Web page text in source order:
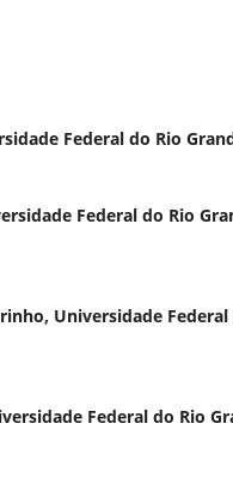
Federal do Rio
Federal do Rio
Universidade Federal
Federal do Rio